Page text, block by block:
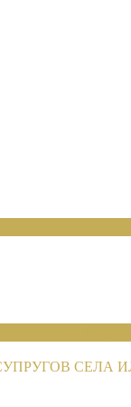
СЕЛА